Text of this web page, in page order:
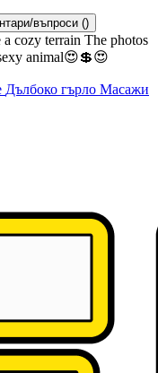
въпроси ()
cozy terrain The photos
animal😍💲😍
Дълбоко гърло Масажи